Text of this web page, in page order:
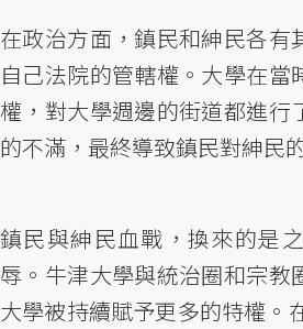
在政治方面，鎮民和紳民各有
自己法院的管轄權。大學在當
權，對大學週邊的街道都進行
的不滿，最終導致鎮民對紳民
鎮民與紳民血戰，換來的是
辱。牛津大學與統治圈和宗教
大學被持續賦予更多的特權。